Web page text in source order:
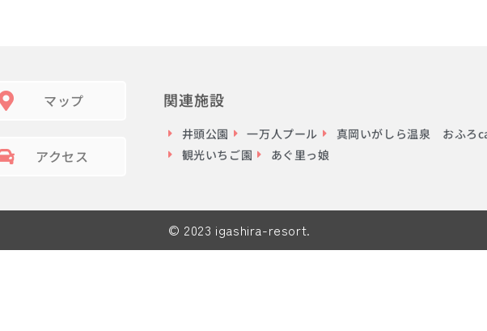
マップ
アクセス
関連施設
井頭公園 一万人プール 真岡いがしら温泉 おふろ
観光いちご園
あぐ里っ娘
© 2023 igashira-resort.